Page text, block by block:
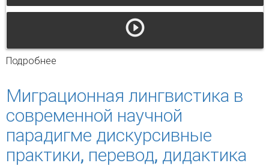
Подробнее
Миграционная лингвистика в
современной научной
парадигме дискурсивные
практики, перевод, дидактика